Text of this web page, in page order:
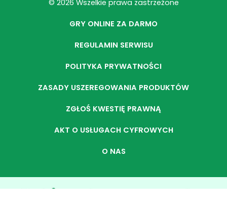
© 2026 Wszelkie prawa zastrzeżone
GRY ONLINE ZA DARMO
REGULAMIN SERWISU
POLITYKA PRYWATNOŚCI
ZASADY USZEREGOWANIA PRODUKTÓW
ZGŁOŚ KWESTIĘ PRAWNĄ
AKT O USŁUGACH CYFROWYCH
O NAS